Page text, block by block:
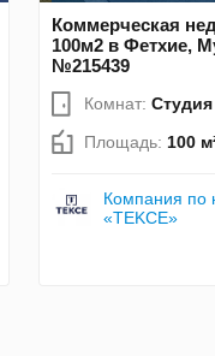
Коммерческая
100м2 в Фетхие,
№215439
Комнат: Студия
Площадь: 100
Компания по
«TEKCE»